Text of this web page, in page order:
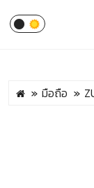
มือถือ